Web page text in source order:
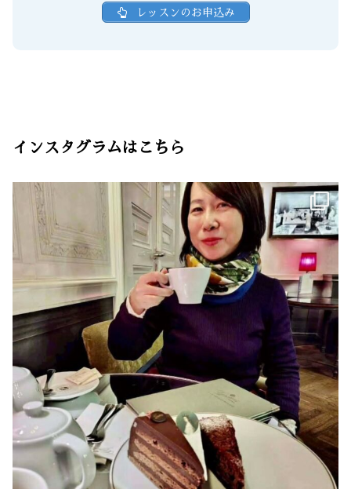
レッスンのお申込み
インスタグラムはこちら